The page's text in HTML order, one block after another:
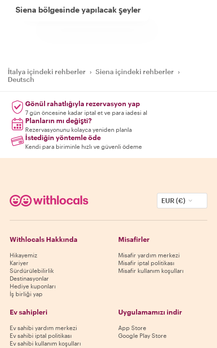
Siena bölgesinde yapılacak şeyler
İtalya içindeki rehberler › Siena içindeki rehberler ›
Deutsch
Gönül rahatlığıyla rezervasyon yap
7 gün öncesine kadar iptal et ve para iadesi al
Planların mı değişti?
Rezervasyonunu kolayca yeniden planla
İstediğin yöntemle öde
Kendi para biriminle hızlı ve güvenli ödeme
EUR (€)
Withlocals Hakkında
Hikayemiz
Kariyer
Sürdürülebilirlik
Destinasyonlar
Hediye kuponları
İş birliği yap
Misafirler
Misafir yardım merkezi
Misafir iptal politikası
Misafir kullanım koşulları
Ev sahipleri
Ev sahibi yardım merkezi
Ev sahibi iptal politikası
Ev sahibi kullanım koşulları
Uygulamamızı indir
App Store
Google Play Store